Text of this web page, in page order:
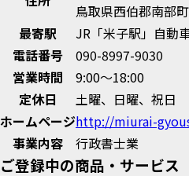
鳥取県西伯郡南部
最寄駅
JR「米子駅」自動
電話番号
090-8997-9030
営業時間
9:00～18:00
定休日
土曜、日曜、祝日
ホームページhttp://miurai-
事業内容
行政書士業
ご登録中の商品・サービス